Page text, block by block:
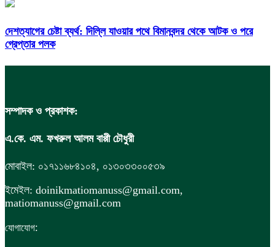
দেশত্যাগের চেষ্টা ব্যর্থ: দিল্লি যাওয়ার পথে বিমানবন্দর থেকে আটক ও পরে
গ্রেপ্তার পলক
সম্পাদক ও প্রকাশক:
এ.কে. এম. ফখরুল আলম বাপ্পী চৌধুরী
মোবাইল: ০১৭১১৬৮৪১০৪, ০১৩০৩৩০০৫৩৯
ইমেইল: doinikmatiomanuss@gmail.com,
matiomanuss@gmail.com
যোগাযোগ: